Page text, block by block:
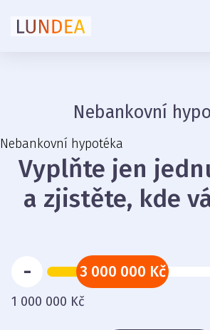
Nebankovní
Nebankovní hypotéka
Vyplňte jen
a zjistěte, kde
3 000 000 Kč
-
1 000 000 Kč